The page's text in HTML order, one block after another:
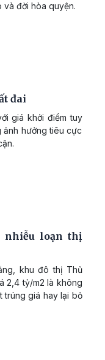
và đời hòa quyện.
đai
giá khởi điểm tuy
ảnh hưởng tiêu cực
loạn thị
khu đô thị Thủ
2,4 tỷ/m2 là không
trúng giá hay lại bỏ